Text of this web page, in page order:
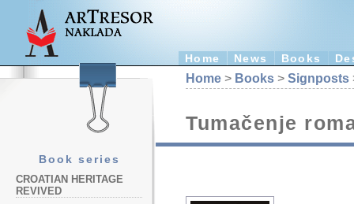
Home News Books
Book series
CROATIAN HERITAGE
REVIVED
Home > Books > Signposts
Tumačenje